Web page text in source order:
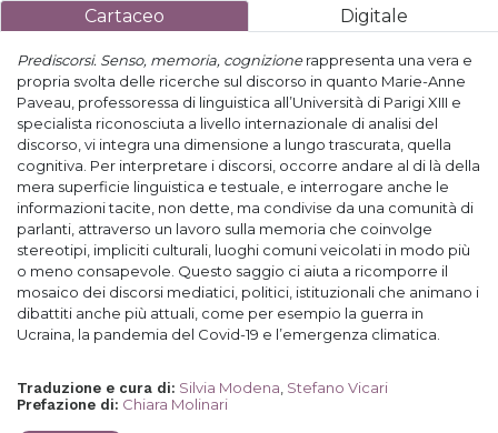
Cartaceo Digitale
Prediscorsi. Senso, memoria, cognizionerappresenta una vera e
propria svolta delle ricerche sul discorso in quanto Marie-Anne
Paveau, professoressa di linguistica all’Università di Parigi XIII e
specialista riconosciuta a livello internazionale di analisi del
discorso, vi integra una dimensione a lungo trascurata, quella
cognitiva. Per interpretare i discorsi, occorre andare al di là della
mera superficie linguistica e testuale, e interrogare anche le
informazioni tacite, non dette, ma condivise da una comunità di
parlanti, attraverso un lavoro sulla memoria che coinvolge
stereotipi, impliciti culturali, luoghi comuni veicolati in modo più
o meno consapevole. Questo saggio ci aiuta a ricomporre il
mosaico dei discorsi mediatici, politici, istituzionali che animano i
dibattiti anche più attuali, come per esempio la guerra in
Ucraina, la pandemia del Covid-19 e l’emergenza climatica.
Traduzione e cura di: Silvia Modena Stefano Vicari
Prefazione di: Chiara Molinari